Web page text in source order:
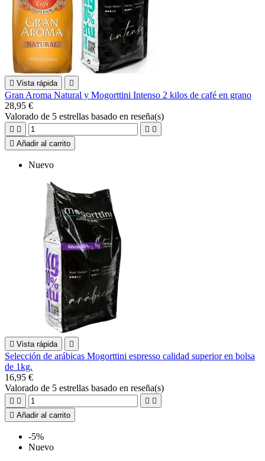
 Vista rápida 
Gran Aroma Natural y Mogorttini Intenso 2 kilos de café en grano
28,95 €
Valorado de 5 estrellas basado en reseña(s)
   
 Añadir al carrito
Nuevo
 Vista rápida 
Selección de arábicas Mogorttini espresso calidad superior en bolsa
de 1kg.
16,95 €
Valorado de 5 estrellas basado en reseña(s)
   
 Añadir al carrito
-5%
Nuevo